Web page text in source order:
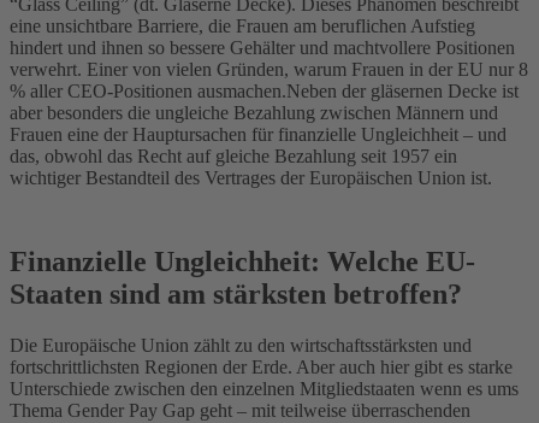
“Glass Ceiling” (dt. Gläserne Decke). Dieses Phänomen beschreibt
eine unsichtbare Barriere, die Frauen am beruflichen Aufstieg
hindert und ihnen so bessere Gehälter und machtvollere Positionen
verwehrt. Einer von vielen Gründen, warum Frauen in der EU nur 8
% aller CEO-Positionen ausmachen.Neben der gläsernen Decke ist
aber besonders die ungleiche Bezahlung zwischen Männern und
Frauen eine der Hauptursachen für finanzielle Ungleichheit – und
das, obwohl das Recht auf gleiche Bezahlung seit 1957 ein
wichtiger Bestandteil des Vertrages der Europäischen Union ist.
Finanzielle Ungleichheit: Welche EU-
Staaten sind am stärksten betroffen?
Die Europäische Union zählt zu den wirtschaftsstärksten und
fortschrittlichsten Regionen der Erde. Aber auch hier gibt es starke
Unterschiede zwischen den einzelnen Mitgliedstaaten wenn es ums
Thema Gender Pay Gap geht – mit teilweise überraschenden